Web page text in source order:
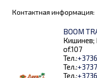
Контактная информация:
BOOM
Кишинев;
of.107
Тел.:
Тел.:
Тел.: